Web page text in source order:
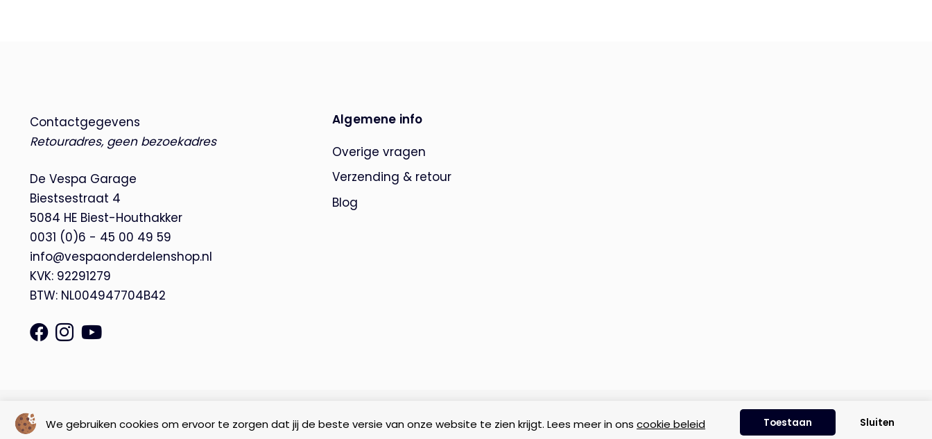
We gebruiken cookies om ervoor te zorgen dat jij de beste versie van onze website te zien krijgt. Lees meer in ons cookie beleid Toestaan Sluiten
Contactgegevens
Retouradres, geen bezoekadres
De Vespa Garage
Biestsestraat 4
5084 HE Biest-Houthakker
0031 (0)6 - 45 00 49 59
info@vespaonderdelenshop.nl
KVK: 92291279
BTW: NL004947704B42
Algemene info
Overige vragen
Verzending & retour
Blog
© Copyright 2026 – De Vespa Garage | Privacyverklaring Cookie beleid